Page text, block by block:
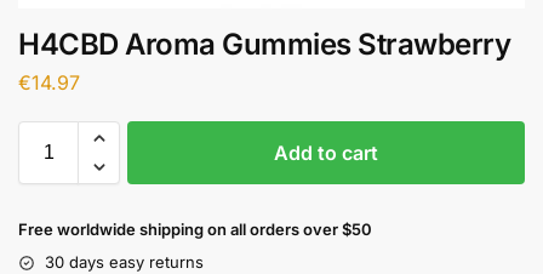
H4CBD Aroma Gummies Strawberry
€14.97
Add to cart
Free worldwide shipping on all orders over $50
30 days easy returns